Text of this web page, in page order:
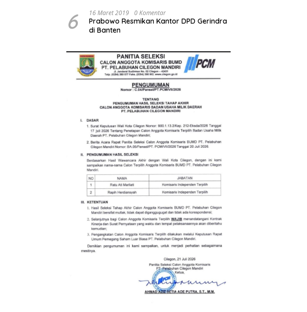
6 16 Maret 2019 0 Komentar
Prabowo Resmikan Kantor DPD Gerindra
di Banten